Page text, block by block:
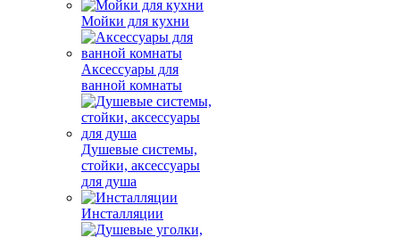
Мойки для кухни
Аксессуары для
ванной комнаты
Душевые системы,
стойки, аксессуары
для душа
Инсталляции